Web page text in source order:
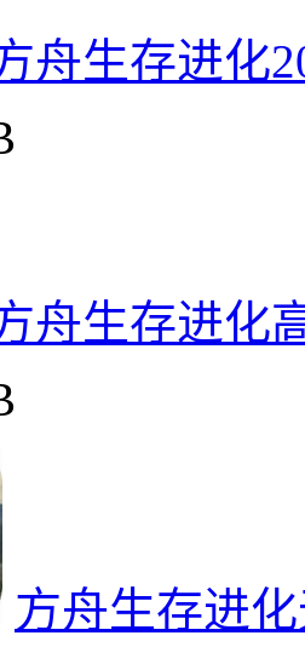
舟生存进化
舟生存进化
方舟生存进